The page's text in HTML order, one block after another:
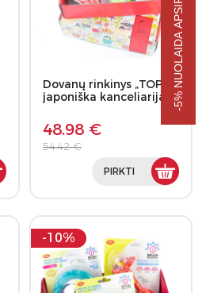
Dovanų rinkinys „TOP
japoniška kanceliarija”
48.98 €
54.42 €
PIRKTI
-10%
-5% NUOLAIDA APSIPIRKIMUI